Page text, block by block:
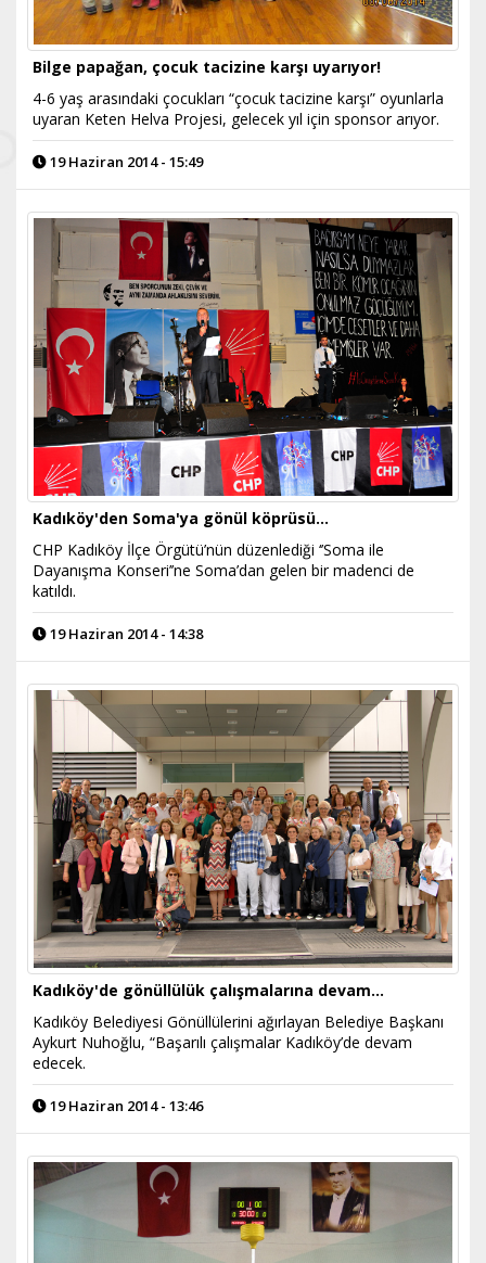
Bilge papağan, çocuk tacizine karşı uyarıyor!
4-6 yaş arasındaki çocukları “çocuk tacizine karşı” oyunlarla
uyaran Keten Helva Projesi, gelecek yıl için sponsor arıyor.
19 Haziran 2014 - 15:49
Kadıköy'den Soma'ya gönül köprüsü...
CHP Kadıköy İlçe Örgütü’nün düzenlediği ‘’Soma ile
Dayanışma Konseri’’ne Soma’dan gelen bir madenci de
katıldı.
19 Haziran 2014 - 14:38
Kadıköy'de gönüllülük çalışmalarına devam…
Kadıköy Belediyesi Gönüllülerini ağırlayan Belediye Başkanı
Aykurt Nuhoğlu, “Başarılı çalışmalar Kadıköy’de devam
edecek.
19 Haziran 2014 - 13:46